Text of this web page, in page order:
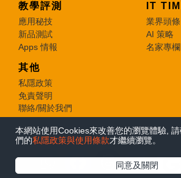
本網站使用Cookies來改善您的瀏覽體驗,
們的私隱政策與使用條款才繼續瀏覽。
同意及關閉
教學評測
應用秘技
新品測試
Apps 情報
IT
業界頭條
AI 策略
名家專欄
其他
私隱政策
免責聲明
聯絡/關於我們
© 2026 e-zone. All Rights Reserved.